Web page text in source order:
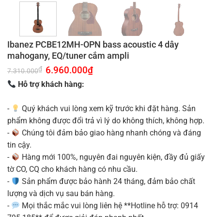
Ibanez PCBE12MH-OPN bass acoustic 4 dây
mahogany, EQ/tuner cắm ampli
7.310.000₫ Giá
gốc
là:
7.310.000₫.
6.960.000₫Giá
Hỗ trợ khách hàng:
-
Quý khách vui lòng xem kỹ trước khi đặt hàng. Sản
phẩm không được đổi trả vì lý do không thích, không hợp.
-
Chúng tôi đảm bảo giao hàng nhanh chóng và đáng
tin cậy.
-
Hàng mới 100%, nguyên đai nguyên kiện, đầy đủ giấy
tờ CO, CQ cho khách hàng có nhu cầu.
-
Sản phẩm được bảo hành 24 tháng, đảm bảo chất
lượng và dịch vụ sau bán hàng.
-
Mọi thắc mắc vui lòng liên hệ **Hotline hỗ trợ: 0914